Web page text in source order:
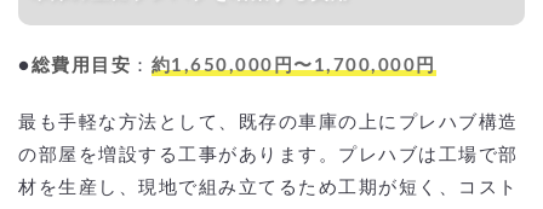
●総費用目安 ： 約1,650,000円〜1,700,000円
最も手軽な方法として、既存の車庫の上にプレハブ構造
の部屋を増設する工事があります。プレハブは工場で部
材を生産し、現地で組み立てるため工期が短く、コスト